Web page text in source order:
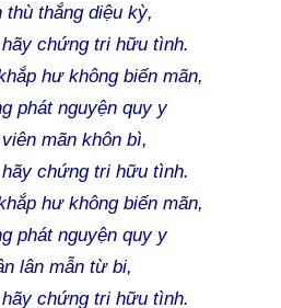
thù thắng diệu kỳ,
chứng tri hữu tình.
hư không biến mãn,
phát nguyện quy y
mãn khôn bì,
chứng tri hữu tình.
hư không biến mãn,
phát nguyện quy y
lân mẫn từ bi,
chứng tri hữu tình.